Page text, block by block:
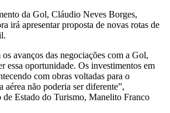
da Gol, Cláudio Neves Borges,
irá apresentar proposta de novas rotas de
avanços das negociações com a Gol,
essa oportunidade. Os investimentos em
com obras voltadas para o
aérea não poderia ser diferente”,
de Estado do Turismo, Manelito Franco